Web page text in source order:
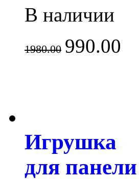
В наличии
1980.00 990.00
Игрушка
для панели